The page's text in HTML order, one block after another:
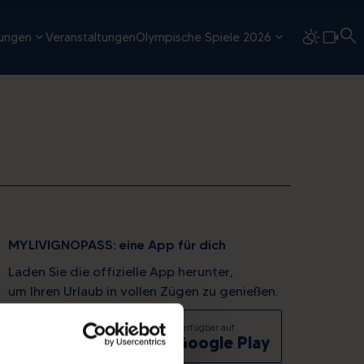
VeranstaltungenOlympische Spiele 2026
MYLIVIGNOPASS: eine App für dich
Laden Sie die offizielle App herunter,
um Ihren Urlaub in vollen Zügen zu genießen.
Laden im
App Store
Verfügbar auf
Google Play